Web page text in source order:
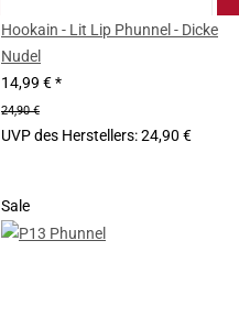
Hookain - Lit Lip Phunnel - Dicke
Nudel
14,99 €*
24,90 €
UVP des Herstellers:24,90 €
Sale